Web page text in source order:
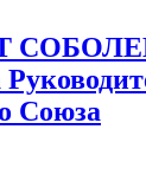
Союза